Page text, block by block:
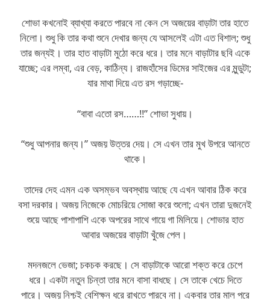
শোভা কখনোই ব্যাখ্যা করতে পারবে না কেন সে অজয়ের বাড়াটা তার হাতে
নিলো। শুধু কি তার কথা শুনে দেখার জন্য যে আসলেই এটা এত বিশাল; শুধু
তার জন্যই। তার হাত বাড়াটা মুঠো করে ধরে। তার মনে বাড়াটার ছবি একে
যাচ্ছে; এর লম্বা, এর বেড়, কাঠিন্য। রাজহাঁসের ডিমের সাইজের এর মুন্ডুটা;
যার মাথা দিয়ে এত রস গড়াচ্ছে-
“বাবা এতো রস……!!” শোভা সুধায়।
“শুধু আপনার জন্য।” অজয় উত্তর দেয়। সে এখন তার মুখ উপরে আনতে
থাকে।
তাদের দেহ এমন এক অসম্ভব অবস্থায় আছে যে এখন আবার ঠিক করে
বসা দরকার। অজয় নিজেকে মোচরিয়ে সোজা করে শুলো; এখন তারা দুজনেই
শুয়ে আছে পাশাপাশি একে অপরের সাথে গায়ে গা মিলিয়ে। শোভার হাত
আবার অজয়ের বাড়াটা খুঁজে পেল।
মদনজলে ভেজা; চকচক করছে। সে বাড়াটাকে আরো শক্ত করে চেপে
ধরে। একটা নতুন চিন্তা তার মনে বাসা বাধছে। সে তাকে খেচে দিতে
পারে। অজয় নিশ্চই বেশিক্ষন ধরে রাখতে পারবে না। একবার তার মাল পরে